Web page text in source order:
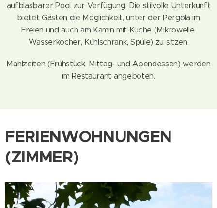
aufblasbarer Pool zur Verfügung. Die stilvolle Unterkunft
bietet Gästen die Möglichkeit, unter der Pergola im
Freien und auch am Kamin mit Küche (Mikrowelle,
Wasserkocher, Kühlschrank, Spüle) zu sitzen.
Mahlzeiten (Frühstück, Mittag- und Abendessen) werden
im Restaurant angeboten.
FERIENWOHNUNGEN
(ZIMMER)